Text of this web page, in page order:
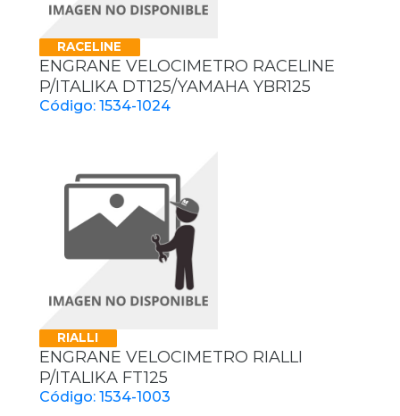
RACELINE
ENGRANE VELOCIMETRO RACELINE
P/ITALIKA DT125/YAMAHA YBR125
Código: 1534-1024
RIALLI
ENGRANE VELOCIMETRO RIALLI
P/ITALIKA FT125
Código: 1534-1003